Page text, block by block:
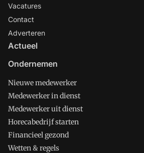
Vacatures
Contact
Adverteren
Actueel
Ondernemen
Nieuwe medewerker
Medewerker in dienst
Medewerker uit dienst
Horecabedrijf starten
Financieel gezond
Wetten & regels